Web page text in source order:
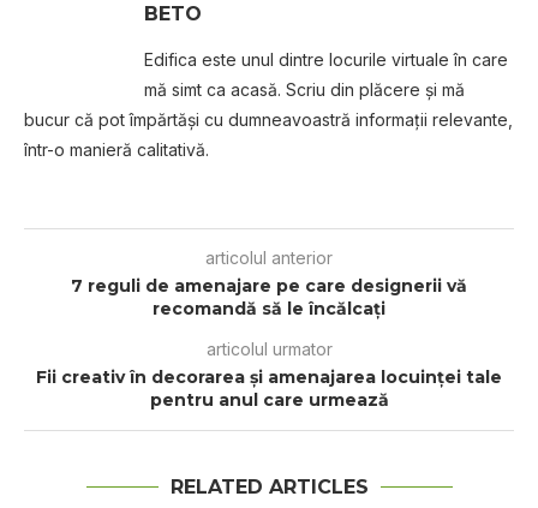
BETO
Edifica este unul dintre locurile virtuale în care
mă simt ca acasă. Scriu din plăcere și mă
bucur că pot împărtăși cu dumneavoastră informații relevante,
într-o manieră calitativă.
articolul anterior
7 reguli de amenajare pe care designerii vă
recomandă să le încălcați
articolul urmator
Fii creativ în decorarea și amenajarea locuinței tale
pentru anul care urmează
RELATED ARTICLES